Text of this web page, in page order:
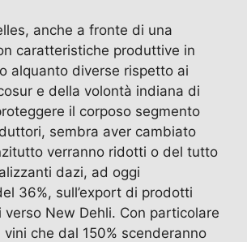
anche a fronte di una
caratteristiche produttive in
alquanto diverse rispetto ai
e della volontà indiana di
il corposo segmento
sembra aver cambiato
verranno ridotti o del tutto
dazi, ad oggi
36%, sull’export di prodotti
verso New Dehli. Con particolare
che dal 150% scenderanno